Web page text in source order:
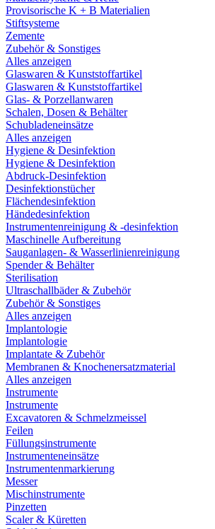
Provisorische K + B Materialien
Stiftsysteme
Zemente
Zubehör & Sonstiges
Alles anzeigen
Glaswaren & Kunststoffartikel
Glaswaren & Kunststoffartikel
Glas- & Porzellanwaren
Schalen, Dosen & Behälter
Schubladeneinsätze
Alles anzeigen
Hygiene & Desinfektion
Hygiene & Desinfektion
Abdruck-Desinfektion
Desinfektionstücher
Flächendesinfektion
Händedesinfektion
Instrumentenreinigung & -desinfektion
Maschinelle Aufbereitung
Sauganlagen- & Wasserlinienreinigung
Spender & Behälter
Sterilisation
Ultraschallbäder & Zubehör
Zubehör & Sonstiges
Alles anzeigen
Implantologie
Implantologie
Implantate & Zubehör
Membranen & Knochenersatzmaterial
Alles anzeigen
Instrumente
Instrumente
Excavatoren & Schmelzmeissel
Feilen
Füllungsinstrumente
Instrumenteneinsätze
Instrumentenmarkierung
Messer
Mischinstrumente
Pinzetten
Scaler & Küretten